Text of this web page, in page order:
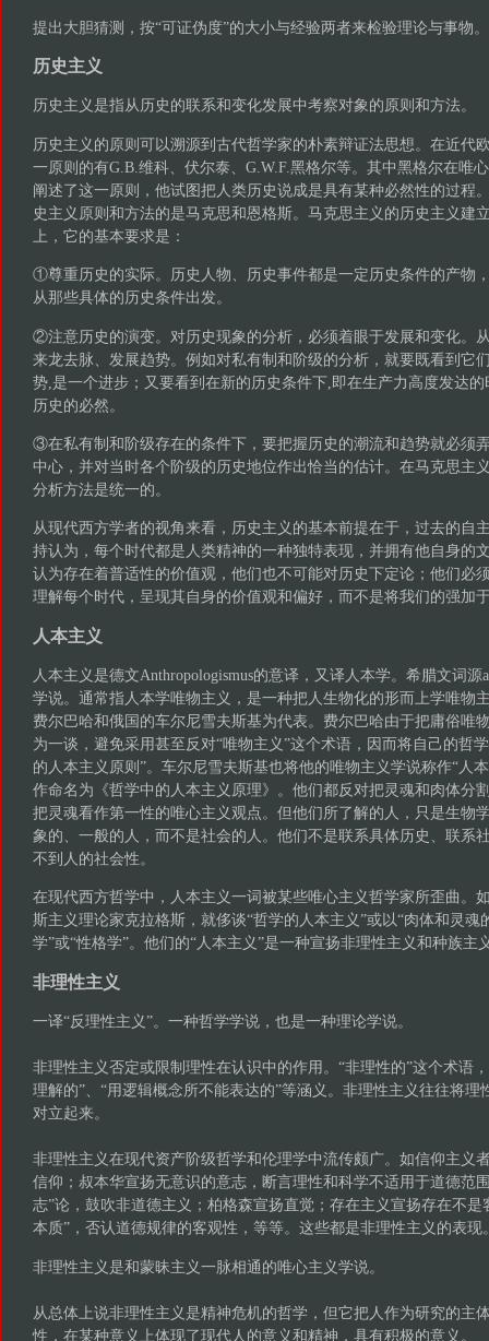
提出大胆猜测，按“可证伪度”的大小与经验两者来检验理论与事物。
历史主义
历史主义是指从历史的联系和变化发展中考察对象的原则和方法。
历史主义的原则可以溯源到古代哲学家的朴素辩证法思想。在近代
一原则的有G.B.维科、伏尔泰、G.W.F.黑格尔等。其中黑格尔在唯
阐述了这一原则，他试图把人类历史说成是具有某种必然性的过程
史主义原则和方法的是马克思和恩格斯。马克思主义的历史主义建
上，它的基本要求是：
①尊重历史的实际。历史人物、历史事件都是一定历史条件的产物
从那些具体的历史条件出发。
②注意历史的演变。对历史现象的分析，必须着眼于发展和变化。
来龙去脉、发展趋势。例如对私有制和阶级的分析，就要既看到它
势,是一个进步；又要看到在新的历史条件下,即在生产力高度发达
历史的必然。
③在私有制和阶级存在的条件下，要把握历史的潮流和趋势就必须
中心，并对当时各个阶级的历史地位作出恰当的估计。在马克思主
分析方法是统一的。
从现代西方学者的视角来看，历史主义的基本前提在于，过去的自
持认为，每个时代都是人类精神的一种独特表现，并拥有他自身的
认为存在着普适性的价值观，他们也不可能对历史下定论；他们必
理解每个时代，呈现其自身的价值观和偏好，而不是将我们的强加
人本主义
人本主义是德文Anthropologismus的意译，又译人本学。希腊文词源
学说。通常指人本学唯物主义，是一种把人生物化的形而上学唯物
费尔巴哈和俄国的车尔尼雪夫斯基为代表。费尔巴哈由于把庸俗唯
为一谈，避免采用甚至反对“唯物主义”这个术语，因而将自己的哲
的人本主义原则”。车尔尼雪夫斯基也将他的唯物主义学说称作“人
作命名为《哲学中的人本主义原理》。他们都反对把灵魂和肉体分
把灵魂看作第一性的唯心主义观点。但他们所了解的人，只是生物
象的、一般的人，而不是社会的人。他们不是联系具体历史、联系
不到人的社会性。
在现代西方哲学中，人本主义一词被某些唯心主义哲学家所歪曲。
斯主义理论家克拉格斯，就侈谈“哲学的人本主义”或以“肉体和灵魂
学”或“性格学”。他们的“人本主义”是一种宣扬非理性主义和种族主
非理性主义
一译“反理性主义”。一种哲学学说，也是一种理论学说。
非理性主义否定或限制理性在认识中的作用。“非理性的”这个术语
理解的”、“用逻辑概念所不能表达的”等涵义。非理性主义往往将理
对立起来。
非理性主义在现代资产阶级哲学和伦理学中流传颇广。如信仰主义
信仰；叔本华宣扬无意识的意志，断言理性和科学不适用于道德范
志”论，鼓吹非道德主义；柏格森宣扬直觉；存在主义宣扬存在不是
本质”，否认道德规律的客观性，等等。这些都是非理性主义的表现
非理性主义是和蒙昧主义一脉相通的唯心主义学说。
从总体上说非理性主义是精神危机的哲学，但它把人作为研究的主
性，在某种意义上体现了现代人的意义和精神，具有积极的意义。